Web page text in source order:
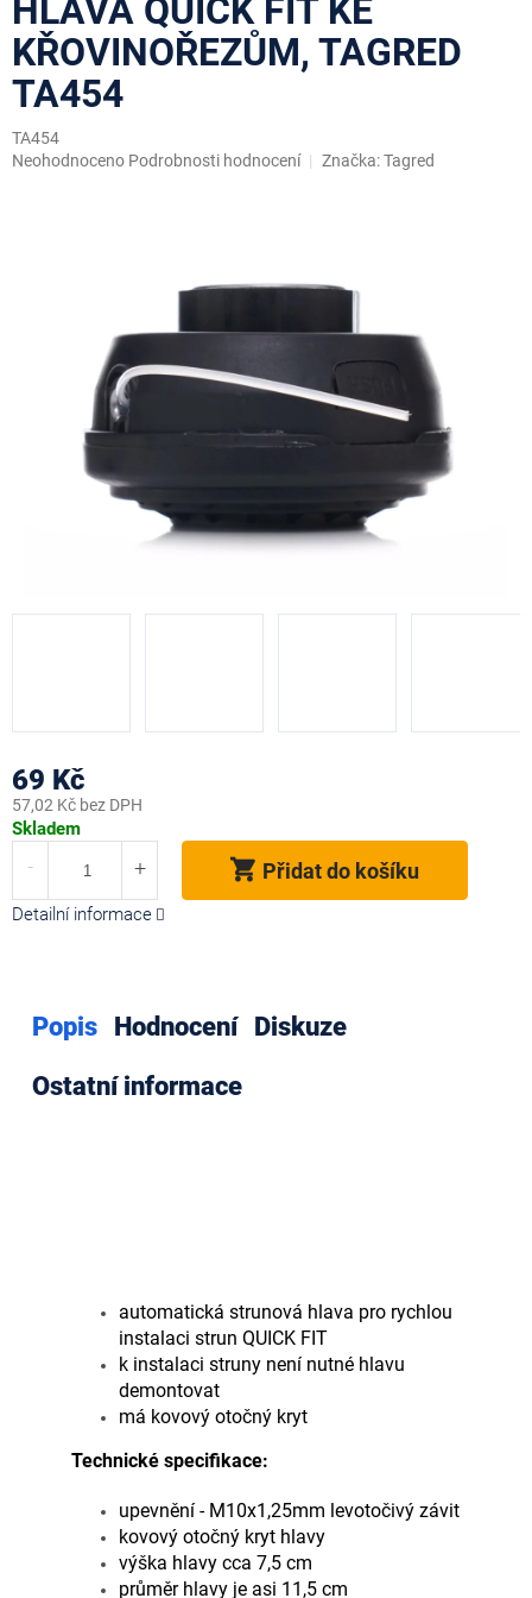
HLAVA QUICK FIT KE
KŘOVINOŘEZŮM, TAGRED
TA454
TA454
Průměrné
Neohodnoceno Podrobnosti hodnocení Značka:Tagred
69 Kč
57,02 Kč bez DPH
Měrná
Skladem
Přidat do košíku
Detailní informace
Popis Hodnocení
Diskuze
Ostatní informace
automatická strunová hlava pro rychlou
instalaci strun QUICK FIT
k instalaci struny není nutné hlavu
demontovat
má kovový otočný kryt
Technické specifikace:
upevnění - M10x1,25mm levotočivý závit
kovový otočný kryt hlavy
výška hlavy cca 7,5 cm
průměr hlavy je asi 11,5 cm